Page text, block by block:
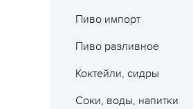
Пиво импорт
Пиво разливное
Коктейли, сидры
Соки, воды, напитки